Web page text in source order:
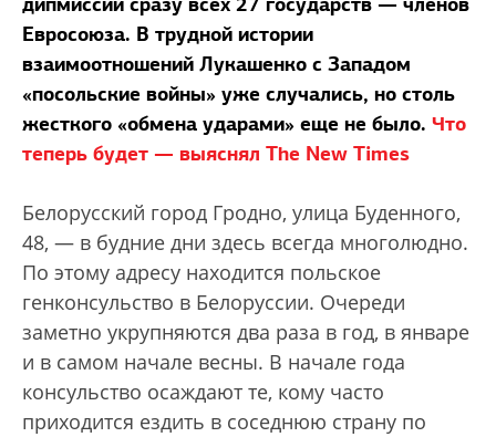
Евросоюза. В трудной истории
взаимоотношений Лукашенко с Западом
«посольские войны» уже случались, но столь
жесткого «обмена ударами» еще не было. Что
теперь будет — выяснял The New Times
Белорусский город Гродно, улица Буденного,
48, — в будние дни здесь всегда многолюдно.
По этому адресу находится польское
генконсульство в Белоруссии. Очереди
заметно укрупняются два раза в год, в январе
и в самом начале весны. В начале года
консульство осаждают те, кому часто
приходится ездить в соседнюю страну по